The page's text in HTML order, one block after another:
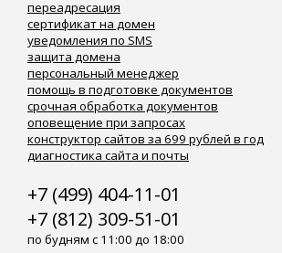
переадресация
сертификат на домен
уведомления по SMS
защита домена
персональный менеджер
помощь в подготовке документов
срочная обработка документов
оповещение при запросах
конструктор сайтов за 699 рублей в год
диагностика сайта и почты
+7 (499) 404-11-01
+7 (812) 309-51-01
по будням с 11:00 до 18:00